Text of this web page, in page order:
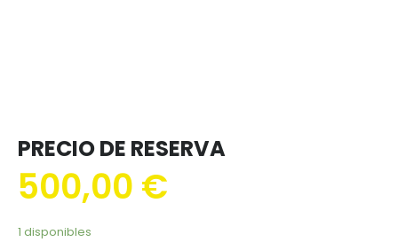
PRECIO DE RESERVA
500,00 €
1 disponibles